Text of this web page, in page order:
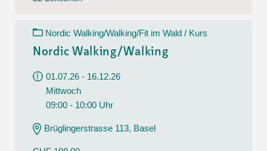
Nordic Walking/Walking/Fit im Wald / Kurs
Nordic Walking/Walking
01.07.26 - 16.12.26
Mittwoch
09:00 - 10:00 Uhr
Brüglingerstrasse 113, Basel